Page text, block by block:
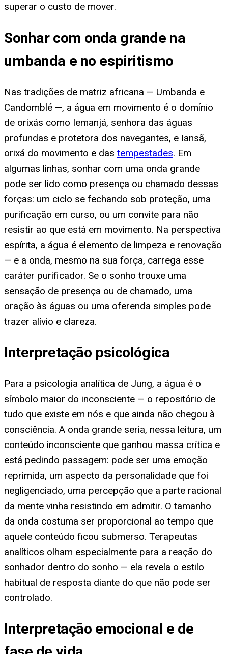
superar o custo de mover.
Sonhar com onda grande na
umbanda e no espiritismo
Nas tradições de matriz africana — Umbanda e
Candomblé —, a água em movimento é o domínio
de orixás como Iemanjá, senhora das águas
profundas e protetora dos navegantes, e Iansã,
orixá do movimento e das tempestades. Em
algumas linhas, sonhar com uma onda grande
pode ser lido como presença ou chamado dessas
forças: um ciclo se fechando sob proteção, uma
purificação em curso, ou um convite para não
resistir ao que está em movimento. Na perspectiva
espírita, a água é elemento de limpeza e renovação
— e a onda, mesmo na sua força, carrega esse
caráter purificador. Se o sonho trouxe uma
sensação de presença ou de chamado, uma
oração às águas ou uma oferenda simples pode
trazer alívio e clareza.
Interpretação psicológica
Para a psicologia analítica de Jung, a água é o
símbolo maior do inconsciente — o repositório de
tudo que existe em nós e que ainda não chegou à
consciência. A onda grande seria, nessa leitura, um
conteúdo inconsciente que ganhou massa crítica e
está pedindo passagem: pode ser uma emoção
reprimida, um aspecto da personalidade que foi
negligenciado, uma percepção que a parte racional
da mente vinha resistindo em admitir. O tamanho
da onda costuma ser proporcional ao tempo que
aquele conteúdo ficou submerso. Terapeutas
analíticos olham especialmente para a reação do
sonhador dentro do sonho — ela revela o estilo
habitual de resposta diante do que não pode ser
controlado.
Interpretação emocional e de